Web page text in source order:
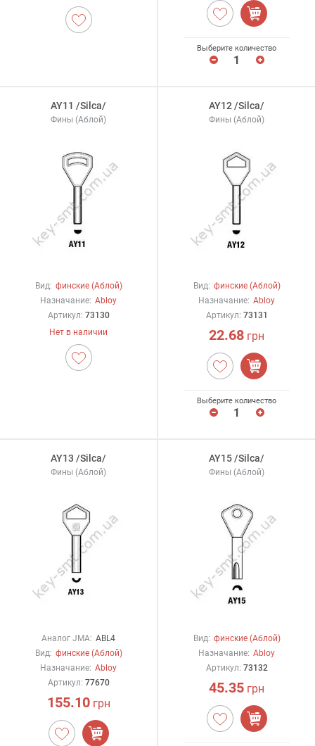
Выберите количество
AY11 /Silca/
Фины (Аблой)
Вид: финские (Аблой)
Назначание: Abloy
Артикул: 73130
Нет в наличии
AY12 /Silca/
Фины (Аблой)
Вид: финские (Аблой)
Назначание: Abloy
Артикул: 73131
22.68 грн
Выберите количество
AY13 /Silca/
Фины (Аблой)
Аналог JMA: ABL4
Вид: финские (Аблой)
Назначание: Abloy
Артикул: 77670
155.10грн
AY15 /Silca/
Фины (Аблой)
Вид: финские (Аблой)
Назначание: Abloy
Артикул: 73132
45.35 грн